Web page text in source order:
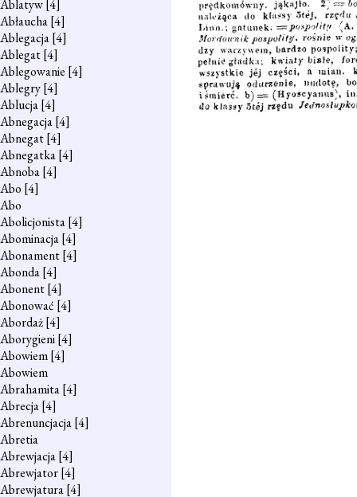
Ablatyw[4]
Abłaucha[4]
Ablegacja[4]
Ablegat[4]
Ablegowanie [4]
Ablegry[4]
Ablucja[4]
Abnegacja[4]
Abnegat[4]
Abnegatka[4]
Abnoba[4]
Abo [4]
Abo
Abolicjonista[4]
Abominacja[4]
Abonament[4]
Abonda[4]
Abonent[4]
Abonować [4]
Abordaż[4]
Aborygieni[4]
Abowiem[4]
Abowiem
Abrahamita[4]
Abrecja[4]
Abrenuncjacja[4]
Abretia
Abrewjacja[4]
Abrewjator[4]
Abrewjatura[4]